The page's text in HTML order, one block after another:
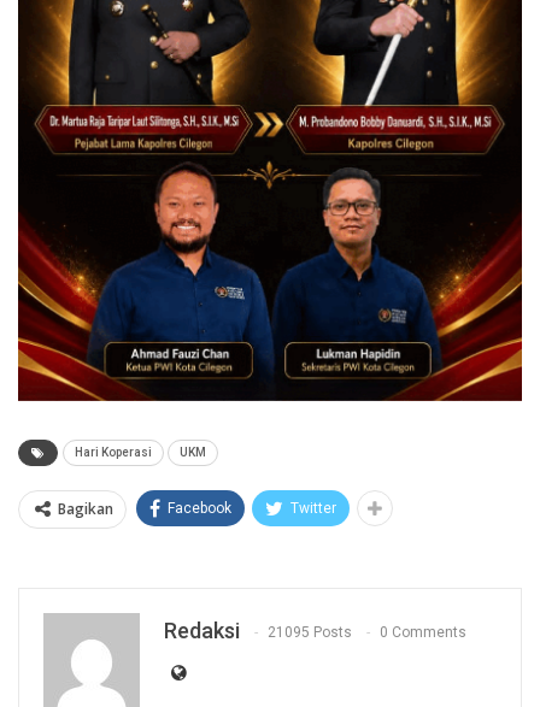
Hari Koperasi UKM
Bagikan Facebook Twitter
Redaksi 21095 Posts 0 Comments